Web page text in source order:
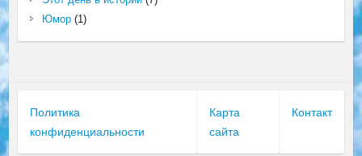
Юмор(1)
Политика
конфиденциальности
Карта
сайта
Контакт